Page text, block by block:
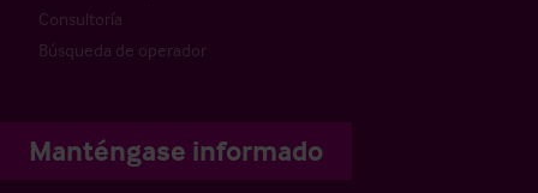
Consultoría
Búsqueda de operador
Manténgase informado